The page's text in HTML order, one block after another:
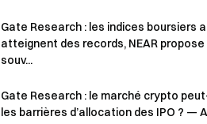
Gate Research : les indices boursiers
atteignent des records, NEAR propose
souv...
Gate Research : le marché crypto
les barrières d’allocation des IPO ? —